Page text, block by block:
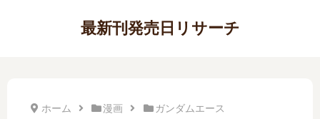
最新刊発売日リサーチ
ホーム 漫画 ガンダムエース